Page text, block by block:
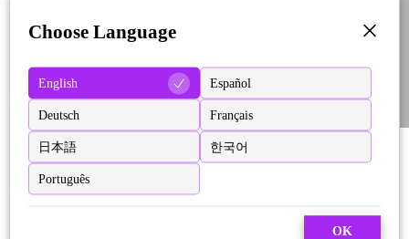
Choose Language
English Español
Deutsch Français
日本語 한국어
Português
OK